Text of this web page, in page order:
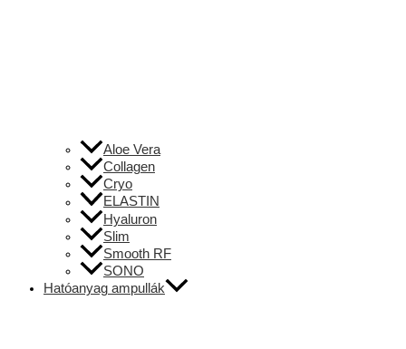
Aloe Vera
Collagen
Cryo
ELASTIN
Hyaluron
Slim
Smooth RF
SONO
Hatóanyag ampullák